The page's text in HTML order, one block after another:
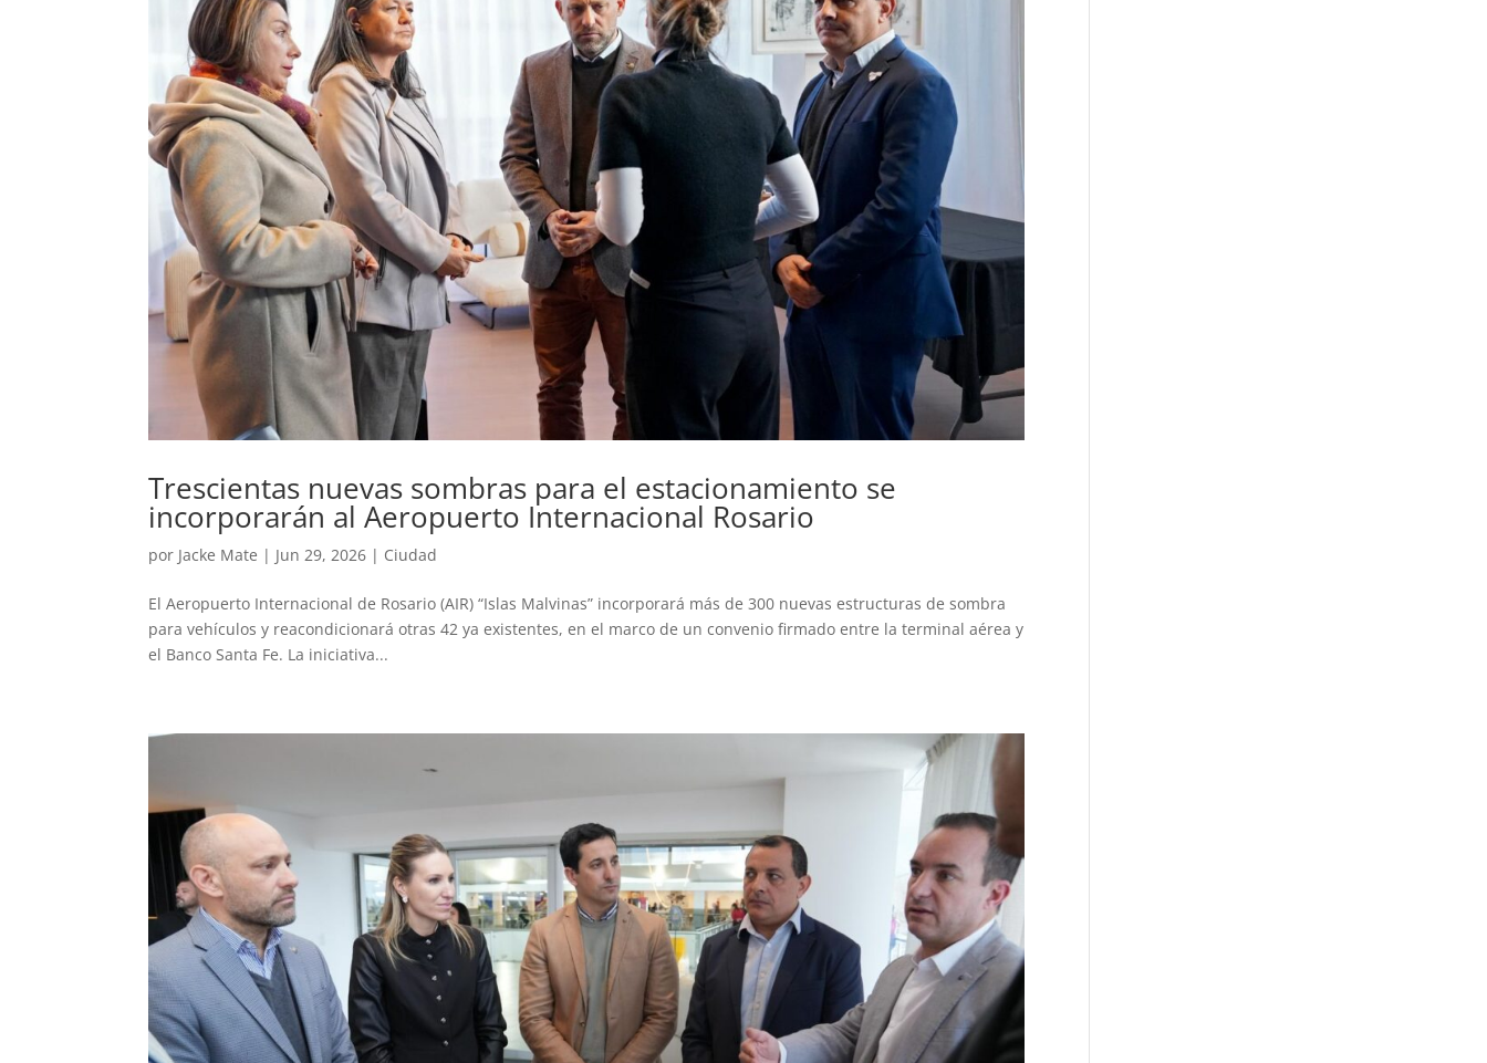
Trescientas nuevas sombras para el estacionamiento se
incorporarán al Aeropuerto Internacional Rosario
por Jacke Mate | Jun 29, 2026 | Ciudad
El Aeropuerto Internacional de Rosario (AIR) “Islas Malvinas” incorporará más de 300 nuevas estructuras de sombra
para vehículos y reacondicionará otras 42 ya existentes, en el marco de un convenio firmado entre la terminal aérea y
el Banco Santa Fe. La iniciativa...